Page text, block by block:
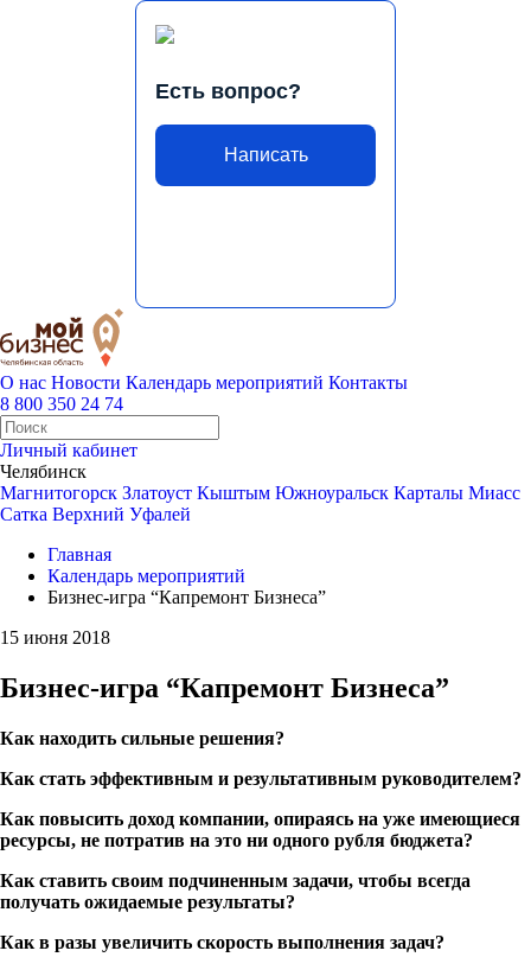
Есть вопрос?
Написать
О нас Новости Календарь мероприятий Контакты
8 800 350 24 74
Личный кабинет
Челябинск
Магнитогорск Златоуст Кыштым Южноуральск Карталы Миасс
Сатка Верхний Уфалей
Главная
Календарь мероприятий
Бизнес-игра “Капремонт Бизнеса”
15 июня 2018
Бизнес-игра “Капремонт Бизнеса”
Как находить сильные решения?
Как стать эффективным и результативным руководителем?
Как повысить доход компании, опираясь на уже имеющиеся
ресурсы, не потратив на это ни одного рубля бюджета?
Как ставить своим подчиненным задачи, чтобы всегда
получать ожидаемые результаты?
Как в разы увеличить скорость выполнения задач?